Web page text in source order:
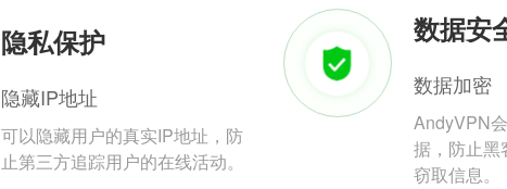
隐私保护
隐藏IP地址
可以隐藏用户的真实IP地址，防
止第三方追踪用户的在线活动。
数据安
数据加密
AndyVPN
据，防止黑
窃取信息。